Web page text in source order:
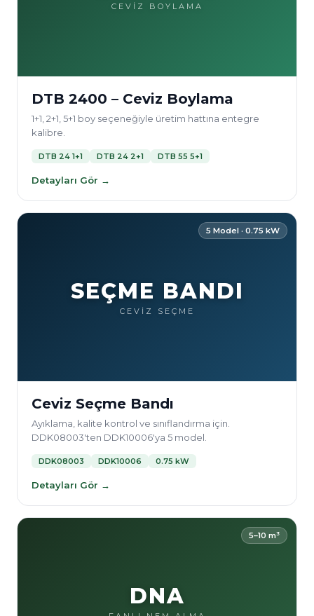
CEVİZ BOYLAMA
DTB 2400 – Ceviz Boylama
1+1, 2+1, 5+1 boy seçeneğiyle üretim hattına entegre
kalibre.
DTB 24 1+1 DTB 24 2+1 DTB 55 5+1
Detayları Gör →
5 Model · 0.75 kW
SEÇME BANDI
CEVİZ SEÇME
Ceviz Seçme Bandı
Ayıklama, kalite kontrol ve sınıflandırma için.
DDK08003'ten DDK10006'ya 5 model.
DDK08003 DDK10006 0.75 kW
Detayları Gör →
5–10 m³
DNA